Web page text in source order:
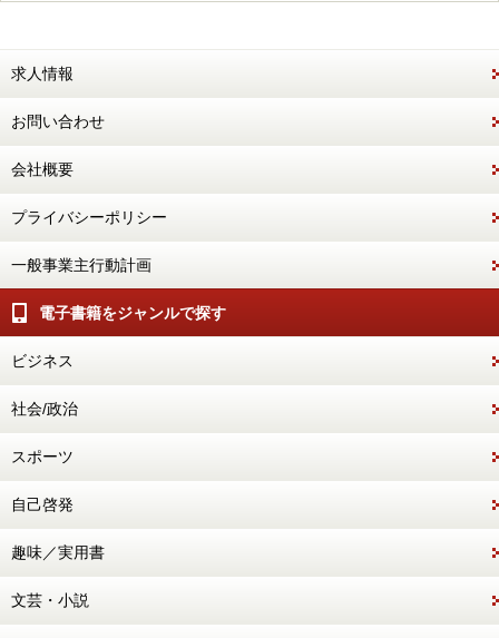
求人情報
お問い合わせ
会社概要
プライバシーポリシー
一般事業主行動計画
電子書籍をジャンルで探す
ビジネス
社会/政治
スポーツ
自己啓発
趣味／実用書
文芸・小説